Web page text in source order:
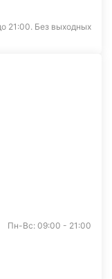
21:00. Без выходных
Пн-Вс: 09:00 - 21:00